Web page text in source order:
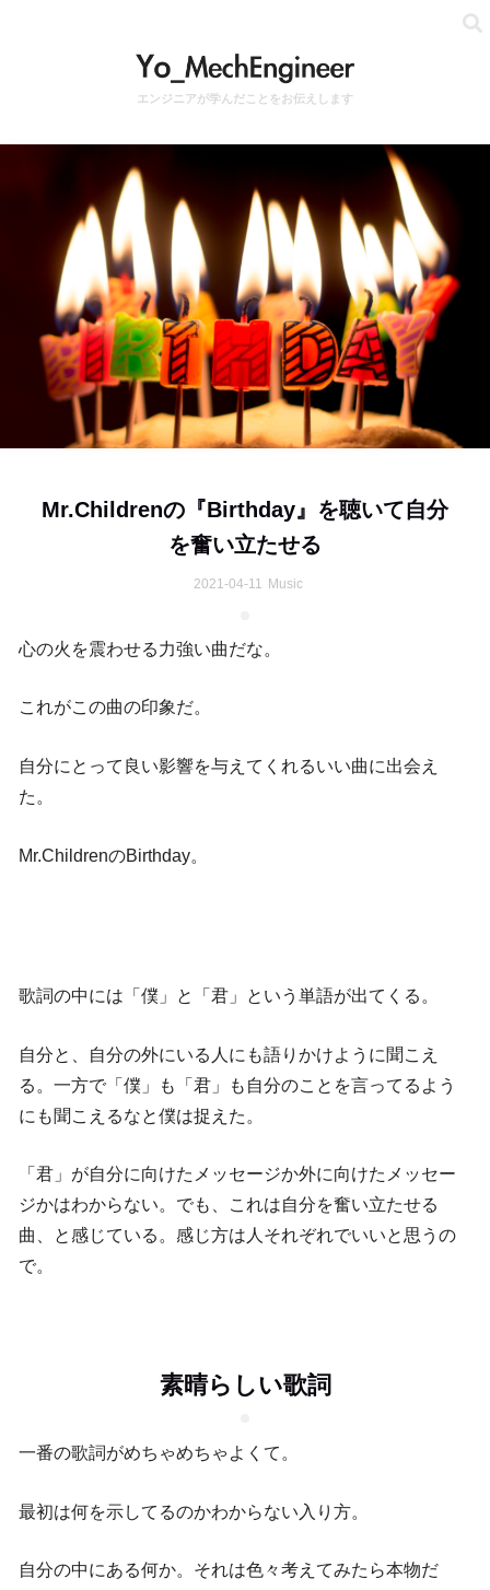
エンジニアが学んだことをお伝えします
Mr.Childrenの『Birthday』を聴いて自分
を奮い立たせる
2021-04-11 Music
心の火を震わせる力強い曲だな。
これがこの曲の印象だ。
自分にとって良い影響を与えてくれるいい曲に出会え
た。
Mr.ChildrenのBirthday。
歌詞の中には「僕」と「君」という単語が出てくる。
自分と、自分の外にいる人にも語りかけように聞こえ
る。一方で「僕」も「君」も自分のことを言ってるよう
にも聞こえるなと僕は捉えた。
「君」が自分に向けたメッセージか外に向けたメッセー
ジかはわからない。でも、これは自分を奮い立たせる
曲、と感じている。感じ方は人それぞれでいいと思うの
で。
素晴らしい歌詞
一番の歌詞がめちゃめちゃよくて。
最初は何を示してるのかわからない入り方。
自分の中にある何か。それは色々考えてみたら本物だ